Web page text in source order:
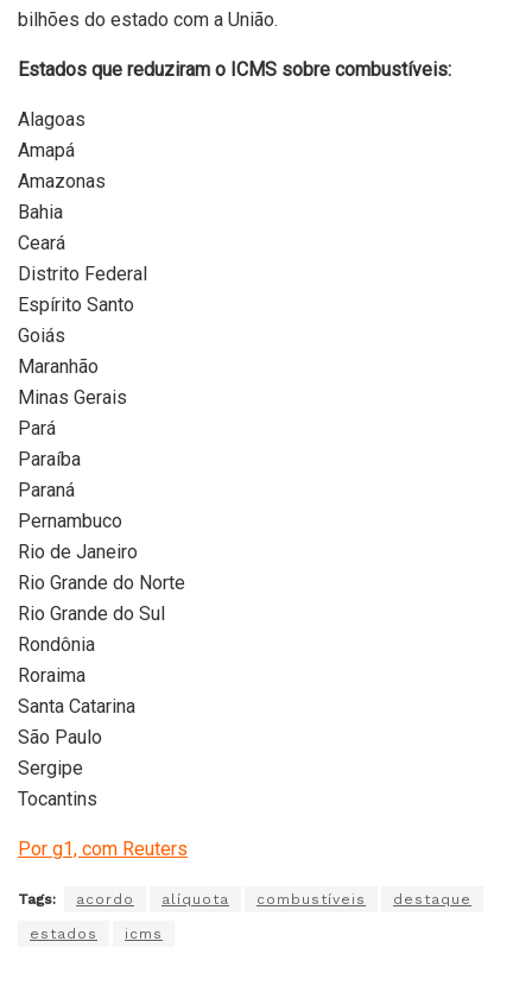
bilhões do estado com a União.
Estados que reduziram o ICMS sobre combustíveis:
Alagoas
Amapá
Amazonas
Bahia
Ceará
Distrito Federal
Espírito Santo
Goiás
Maranhão
Minas Gerais
Pará
Paraíba
Paraná
Pernambuco
Rio de Janeiro
Rio Grande do Norte
Rio Grande do Sul
Rondônia
Roraima
Santa Catarina
São Paulo
Sergipe
Tocantins
Por g1, com Reuters
Tags: acordo alíquota combustíveis destaque
estados icms